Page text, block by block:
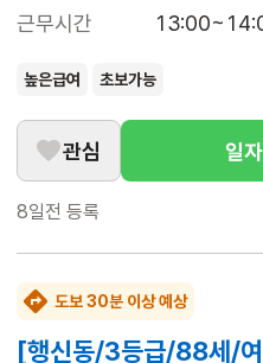
근무시간
높은급여 초보가능
관심 일
8일전 등록
도보 30분 이상 예상
[행신동/3등급/88세/